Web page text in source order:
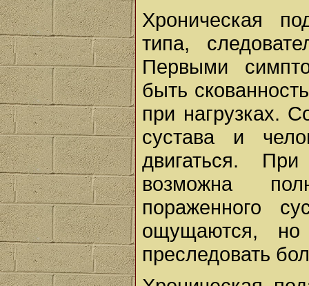
Хроническая
типа,
Первыми
быть
при нагрузках.
сустава и
двигаться.
возможна
пораженного
ощущаются,
преследовать